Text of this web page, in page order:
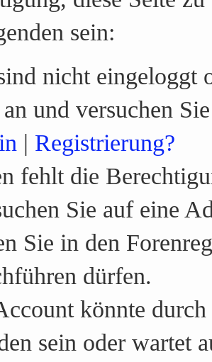
sein:
nicht eingeloggt
und versuchen
| Registrierung?
fehlt die
Sie auf eine
Sie in den
dürfen.
könnte
sein oder wartet